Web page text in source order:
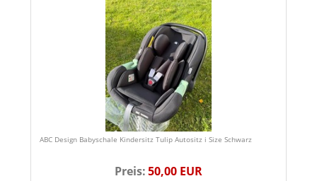
ABC Design Babyschale Kindersitz Tulip Autositz i Size Schwarz
Preis:50,00 EUR